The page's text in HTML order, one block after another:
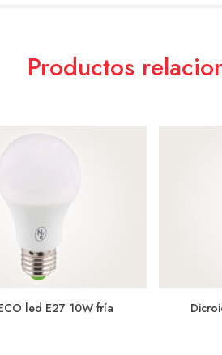
Productos
led E27 10W fría